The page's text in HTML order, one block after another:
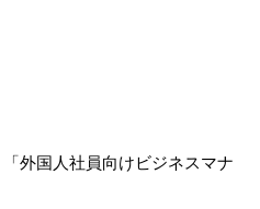
外国人社員向けビジネスマナ